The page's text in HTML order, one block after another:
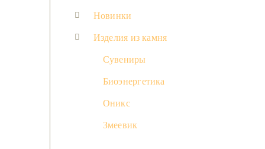
Новинки
Изделия из камня
Сувениры
Биоэнергетика
Оникс
Змеевик